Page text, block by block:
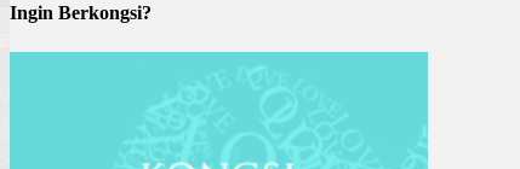
Ingin Berkongsi?